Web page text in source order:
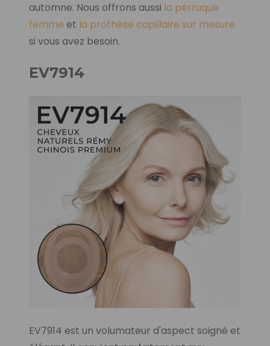
automne. Nous offrons aussi la perruque
femme et la prothèse capillaire sur mesure
si vous avez besoin.
EV7914
EV7914 est un volumateur d'aspect soigné et